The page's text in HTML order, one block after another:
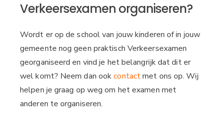
Verkeersexamen organiseren?
Wordt er op de school van jouw kinderen of in jouw
gemeente nog geen praktisch Verkeersexamen
georganiseerd en vind je het belangrijk dat dit er
wel komt? Neem dan ookcontactmet ons op. Wij
helpen je graag op weg om het examen met
anderen te organiseren.